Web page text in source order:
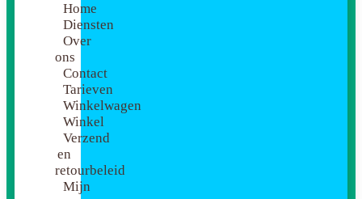
Home
Diensten
Over
ons
Contact
Tarieven
Winkelwagen
Winkel
Verzend
en
retourbeleid
Mijn